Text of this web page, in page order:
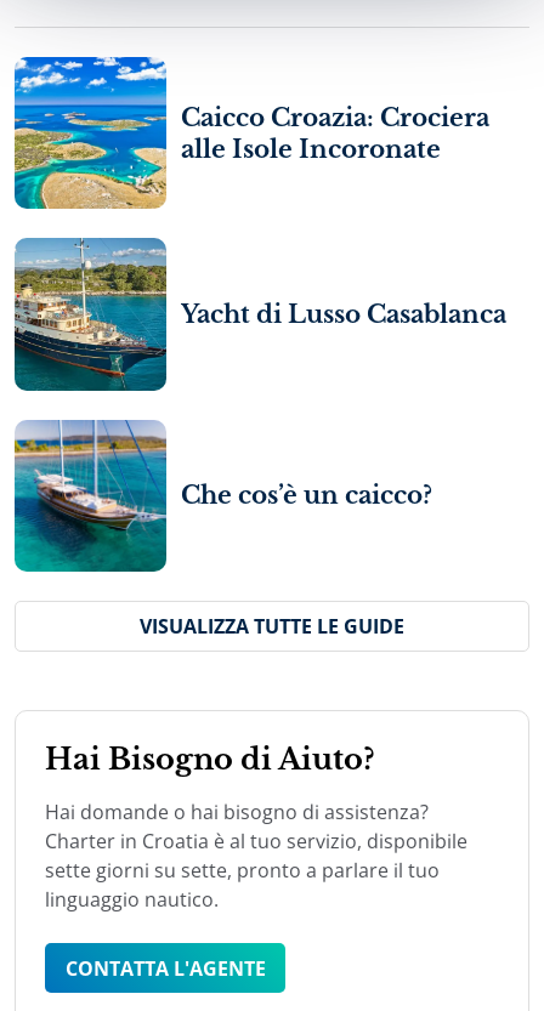
Caicco Croazia: Crociera
alle Isole Incoronate
Yacht di Lusso Casablanca
Che cos’è un caicco?
VISUALIZZA TUTTE LE GUIDE
Hai Bisogno di Aiuto?
Hai domande o hai bisogno di assistenza?
Charter in Croatia è al tuo servizio, disponibile
sette giorni su sette, pronto a parlare il tuo
linguaggio nautico.
CONTATTA L'AGENTE